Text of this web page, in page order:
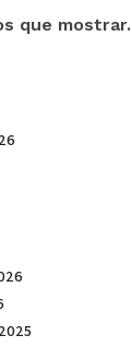
que mostrar.